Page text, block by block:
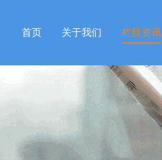
首页 关于我们 栏目资讯